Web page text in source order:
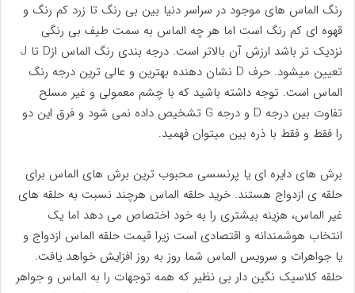
رنگ الماس های موجود در سراسر دنیا بین بی رنگ تا زرد کم رنگ و
قهوه ای کم رنگ است اما هر چه الماس به سمت طیف بی رنگی
نزدیک تر باشد ارزش آن بالاتر است. درجه بندی رنگ الماس ازD تا J
تعیین میشود. حرف D نشان دهنده بهترین و عالی ترین درجه رنگ
الماس است. توجه داشته باشید که با چشم معمولی و غیر مسلح
تفاوت بین درجه D و درجه G تشخیص داده نمی شود و فرق این دو
را فقط و فقط با ذره بین میتوان فهمید.
برش های دایره ای یا پرنسسی محبوب ترین برش های الماس برای
حلقه ی ازدواج هستند. خرید حلقه الماس هرچند نسبت به حلقه های
غیر الماس، هزینه بیشتری را به خود اختصاص می دهد اما یک
انتخاب هوشمندانه و اقتصادی است زیرا قیمت حلقه الماس ازدواج و
یا جواهرات و سرویس الماس شما روز به روز افزایش خواهد یافت.
حلقه کلاسیک نگین دار بی نظیر که همه توجهات را به الماس و جواهر